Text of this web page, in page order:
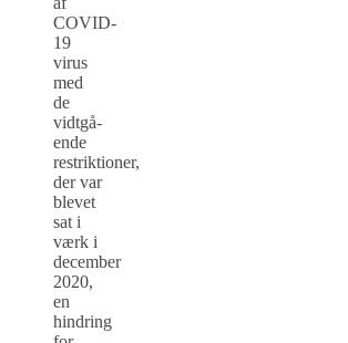
COVID-
19
virus
med
de
vidtgå­
ende
restriktioner,
der var
blevet
sat i
værk i
december
2020,
en
hindring